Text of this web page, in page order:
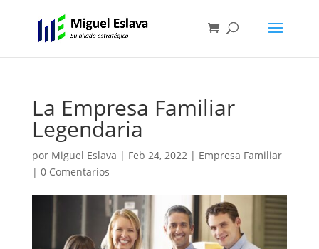
La Empresa Familiar
Legendaria
por Miguel Eslava | Feb 24, 2022| Empresa Familiar
| 0 Comentarios